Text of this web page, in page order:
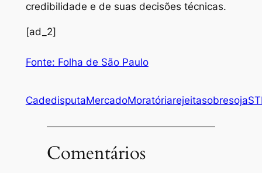
credibilidade e de suas decisões técnicas.
[ad_2]
Fonte: Folha de São Paulo
CadedisputaMercadoMoratóriarejeitasobresoja
Comentários